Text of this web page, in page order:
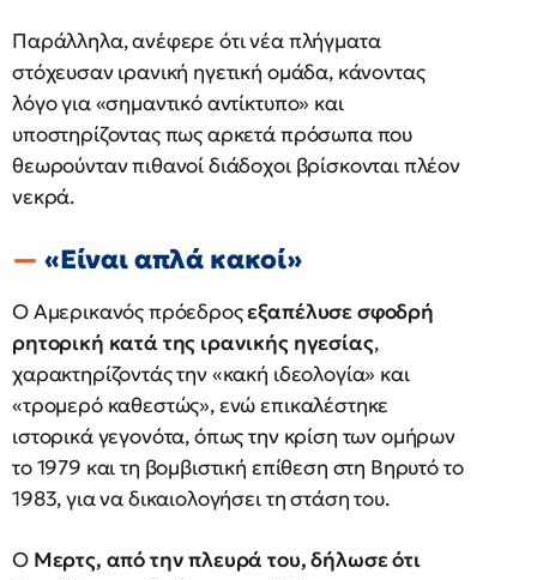
Παράλληλα, ανέφερε ότι νέα πλήγματα
στόχευσαν ιρανική ηγετική ομάδα, κάνοντας
λόγο για «σημαντικό αντίκτυπο» και
υποστηρίζοντας πως αρκετά πρόσωπα που
θεωρούνταν πιθανοί διάδοχοι βρίσκονται πλέον
νεκρά.
«Είναι απλά κακοί»
Ο Αμερικανός πρόεδροςεξαπέλυσε σφοδρή
ρητορική κατά της ιρανικής ηγεσίας,
χαρακτηρίζοντάς την «κακή ιδεολογία» και
«τρομερό καθεστώς», ενώ επικαλέστηκε
ιστορικά γεγονότα, όπως την κρίση των ομήρων
το 1979 και τη βομβιστική επίθεση στη Βηρυτό το
1983, για να δικαιολογήσει τη στάση του.
Ο Μερτς, από την πλευρά του, δήλωσε ότι